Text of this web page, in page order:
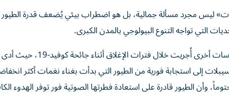
ليس مجرد مسألة جمالية، بل هو اضطراب بيئي يُضعف قدرة
التي تواجه التنوع البيولوجي بالمدن الكبرى.
ويستند الباحثون في تفاؤلهم إلى نتائج
إلى استجابة فورية من الطيور التي بدأت بغناء نغمات أكثر
وأن الطيور قادرة على استعادة فطرتها الصوتية فور توفر الهدوء